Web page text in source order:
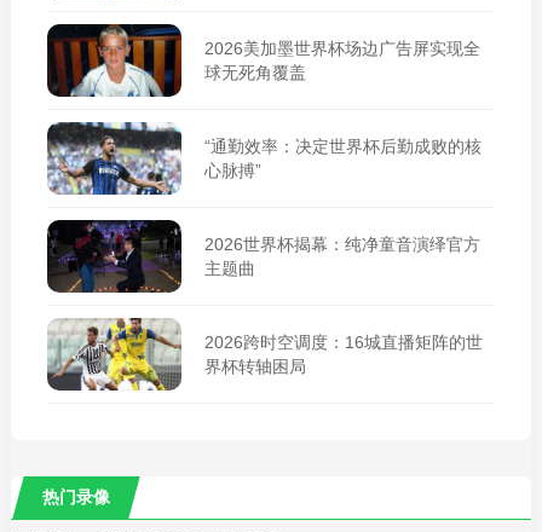
2026美加墨世界杯场边广告屏实现全
球无死角覆盖
“通勤效率：决定世界杯后勤成败的核
心脉搏”
2026世界杯揭幕：纯净童音演绎官方
主题曲
2026跨时空调度：16城直播矩阵的世
界杯转轴困局
热门录像